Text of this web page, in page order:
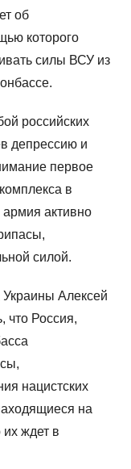
об
которого
силы ВСУ из
российских
депрессию и
первое
в
армия активно
силой.
Алексей
что Россия,
нацистских
на
их ждет в